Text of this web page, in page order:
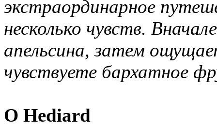
экстраординарное
несколько чувств.
апельсина, затем
чувствуете бархатное
О Hediard